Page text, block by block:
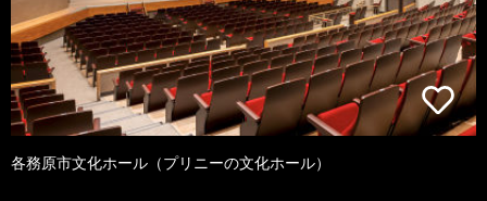
各務原市文化ホール（プリニーの文化ホール）